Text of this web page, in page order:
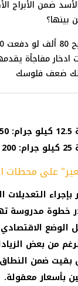
ضمن الأبراج
بينها؟
ادخار مفاجأة
ضعف فلوسك
على محطات
بإجراء التعديلات
خطوة مدروسة
من بعض
ضمن
بأسعار معقولة.